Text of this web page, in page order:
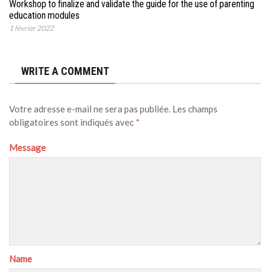
Workshop to finalize and validate the guide for the use of parenting
education modules
1 février 2022
WRITE A COMMENT
Votre adresse e-mail ne sera pas publiée. Les champs
obligatoires sont indiqués avec *
Message
Name